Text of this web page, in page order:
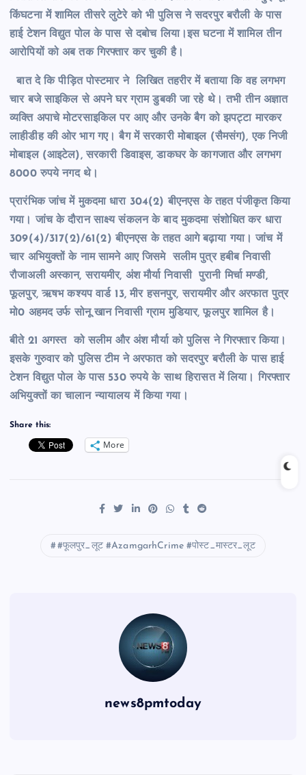
किंघटना में शामिल तीसरे लुटेरे को भी पुलिस ने सदरपुर बरौली के पास
हाई टेशन विद्युत पोल के पास से दबोच लिया।इस घटना में शामिल तीन
आरोपियों को अब तक गिरफ्तार कर चुकी है।
बात दे कि पीड़ित पोस्टमार ने लिखित तहरीर में बताया कि वह लगभग
चार बजे साइकिल से अपने घर ग्राम डुबकी जा रहे थे। तभी तीन अज्ञात
व्यक्ति अपाचे मोटरसाइकिल पर आए और उनके बैग को झपट्टा मारकर
लाहीडीह की ओर भाग गए। बैग में सरकारी मोबाइल (सैमसंग), एक निजी
मोबाइल (आइटेल), सरकारी डिवाइस, डाकघर के कागजात और लगभग
8000 रुपये नगद थे।
प्रारंभिक जांच में मुकदमा धारा 304(2) बीएनएस के तहत पंजीकृत किया
गया। जांच के दौरान साक्ष्य संकलन के बाद मुकदमा संशोधित कर धारा
309(4)/317(2)/61(2) बीएनएस के तहत आगे बढ़ाया गया। जांच में
चार अभियुक्तों के नाम सामने आए जिसमे सलीम पुत्र हबीब निवासी
रौजाअली अस्कान, सरायमीर, अंश मौर्या निवासी पुरानी मिर्चा मण्डी,
फूलपुर, ऋषभ कश्यप वार्ड 13, मीर हसनपुर, सरायमीर और अरफात पुत्र
मो0 अहमद उर्फ सोनू खान निवासी ग्राम मुडियार, फूलपुर शामिल है।
बीते 21 अगस्त को सलीम और अंश मौर्या को पुलिस ने गिरफ्तार किया।
इसके गुरुवार को पुलिस टीम ने अरफात को सदरपुर बरौली के पास हाई
टेशन विद्युत पोल के पास 530 रुपये के साथ हिरासत में लिया। गिरफ्तार
अभियुक्तों का चालान न्यायालय में किया गया।
Share this:
More
#फूलपुर_लूट #AzamgarhCrime #पोस्ट_मास्टर_लूट
news8pmtoday